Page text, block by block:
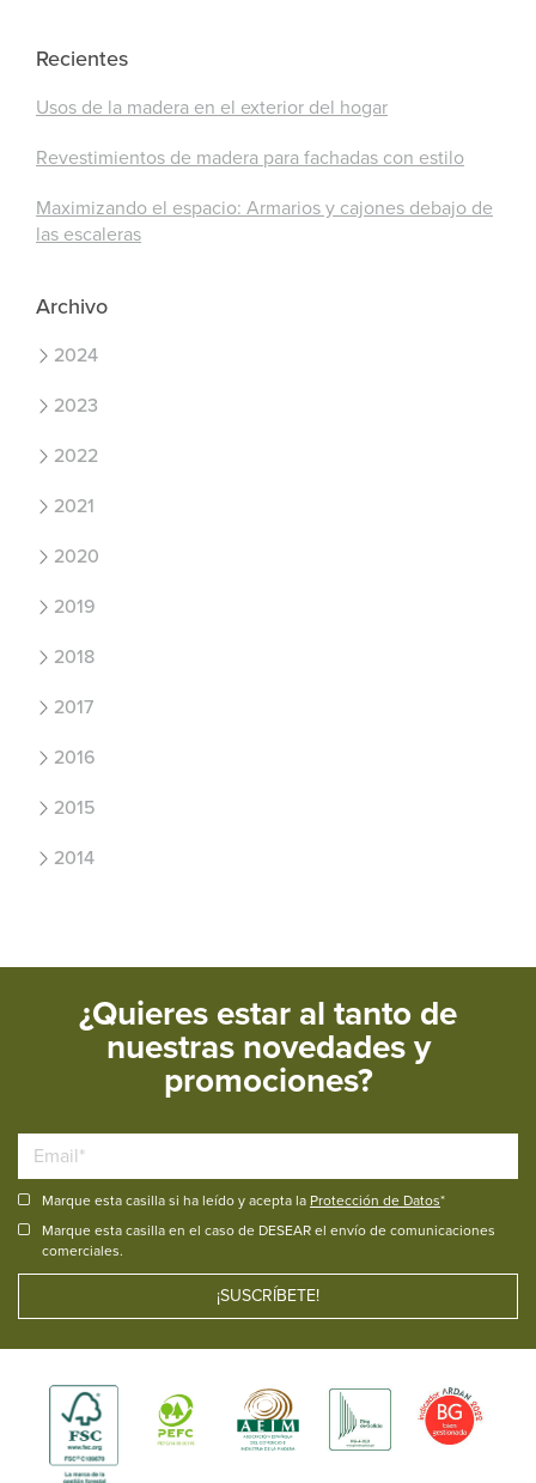
Recientes
Usos de la madera en el exterior del hogar
Revestimientos de madera para fachadas con estilo
Maximizando el espacio: Armarios y cajones debajo de
las escaleras
Archivo
2024
2023
2022
2021
2020
2019
2018
2017
2016
2015
2014
¿Quieres estar al tanto de
nuestras novedades y
promociones?
Marque esta casilla si ha leído y acepta la Protección de Datos*
Marque esta casilla en el caso de DESEAR el envío de comunicaciones
comerciales.